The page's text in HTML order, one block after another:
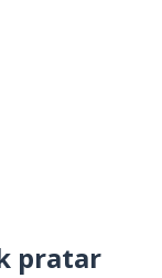
pratar